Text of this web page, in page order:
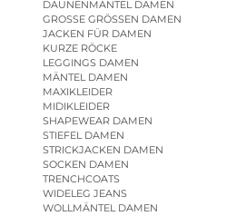
DAUNENMÄNTEL DAMEN
GROSSE GRÖSSEN DAMEN
JACKEN FÜR DAMEN
KURZE RÖCKE
LEGGINGS DAMEN
MÄNTEL DAMEN
MAXIKLEIDER
MIDIKLEIDER
SHAPEWEAR DAMEN
STIEFEL DAMEN
STRICKJACKEN DAMEN
SOCKEN DAMEN
TRENCHCOATS
WIDELEG JEANS
WOLLMÄNTEL DAMEN